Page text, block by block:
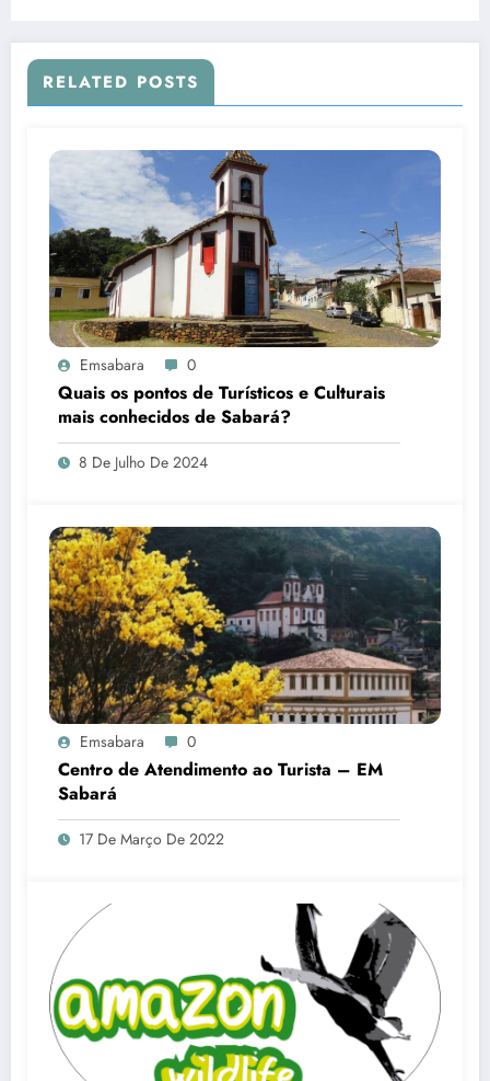
RELATED POSTS
Emsabara 0
Quais os pontos de Turísticos e Culturais
mais conhecidos de Sabará?
8 De Julho De 2024
Emsabara 0
Centro de Atendimento ao Turista – EM
Sabará
17 De Março De 2022